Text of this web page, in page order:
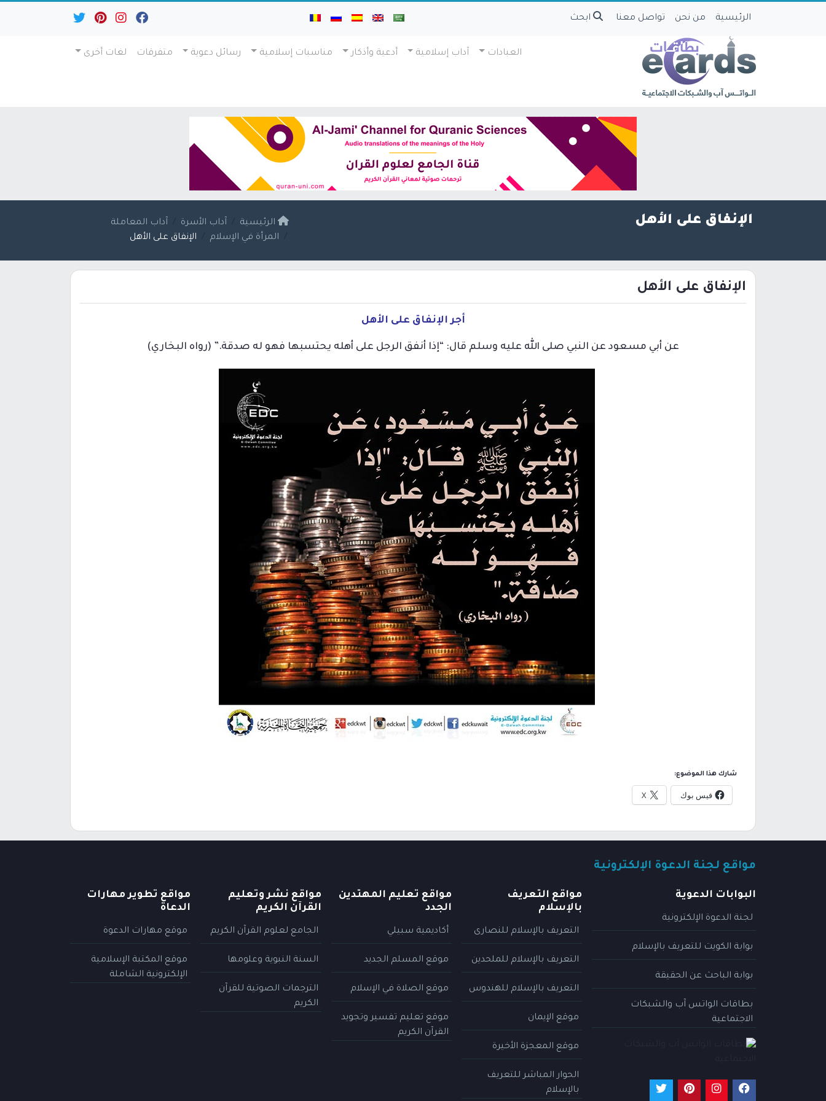
الرئيسية من نحن تواصل معنا ابحث
العبادات آداب إسلامية أدعية وأذكار مناسبات إسلامية رسائل دعوية متفرقات لغات أخرى
الإنفاق على الأهل الرئيسية آداب الأسرة
آداب المعاملة
المرأة في الإسلام
الإنفاق على الأهل
الإنفاق على الأهل
أجر الإنفاق على الأهل
عن أبي مسعود عن النبي صلى الله عليه وسلم قال: “إذا أنفق الرجل على أهله يحتسبها فهو له صدقة.” (رواه البخاري)
شارك هذا الموضوع:
فيس بوك X
مواقع لجنة الدعوة الإلكترونية
البوابات الدعوية
لجنة الدعوة الإلكترونية
بوابة الكويت للتعريف بالإسلام
بوابة الباحث عن الحقيقة
بطاقات الواتس آب والشبكات
الاجتماعية
مواقع التعريف
بالإسلام
التعريف بالإسلام للنصارى
التعريف بالإسلام للملحدين
التعريف بالإسلام للهندوس
موقع الإيمان
موقع المعجزة الأخيرة
الحوار المباشر للتعريف
بالإسلام
مواقع تعليم المهتدين
الجدد
أكاديمية سبيلي
موقع المسلم الجديد
موقع الصلاة في الإسلام
موقع تعليم تفسير وتجويد
القرآن الكريم
مواقع نشر وتعليم
القرآن الكريم
الجامع لعلوم القرآن الكريم
السنة النبوية وعلومها
الترجمات الصوتية للقرآن
الكريم
مواقع تطوير مهارات
الدعاة
موقع مهارات الدعوة
موقع المكتبة الإسلامية
الإلكترونية الشاملة